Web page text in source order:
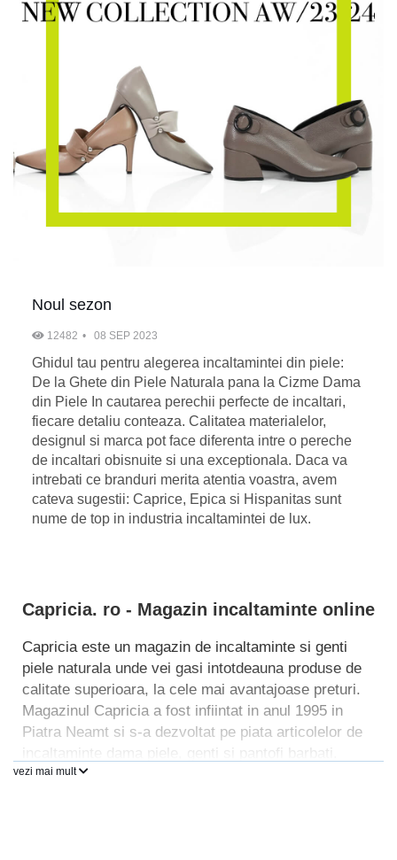
Noul sezon
12482 08 SEP 2023
Ghidul tau pentru alegerea incaltamintei din piele:
De la Ghete din Piele Naturala pana la Cizme Dama
din Piele In cautarea perechii perfecte de incaltari,
fiecare detaliu conteaza. Calitatea materialelor,
designul si marca pot face diferenta intre o pereche
de incaltari obisnuite si una exceptionala. Daca va
intrebati ce branduri merita atentia voastra, avem
cateva sugestii: Caprice, Epica si Hispanitas sunt
nume de top in industria incaltamintei de lux.
Capricia. ro - Magazin incaltaminte online
Capricia este un magazin de incaltaminte si genti
piele naturala unde vei gasi intotdeauna produse de
calitate superioara, la cele mai avantajoase preturi.
Magazinul Capricia a fost infiintat in anul 1995 in
Piatra Neamt si s-a dezvoltat pe piata articolelor de
incaltaminte dama piele, genti si pantofi barbati.
Colaboram cu 20 de branduri autohtone si
vezi mai mult